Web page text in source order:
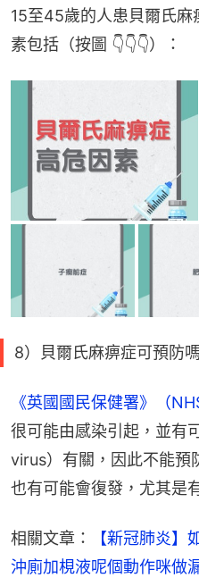
15至45歲的人患貝爾氏麻
素包括（按圖 👇👇👇）：
8）貝爾氏麻痹症可預防
《英國國民保健署》（
很可能由感染引起，並有
virus）有關，因此不能預
也有可能會復發，尤其是
相關文章：
【新冠肺炎】
沖廁加梘液呢個動作咪做